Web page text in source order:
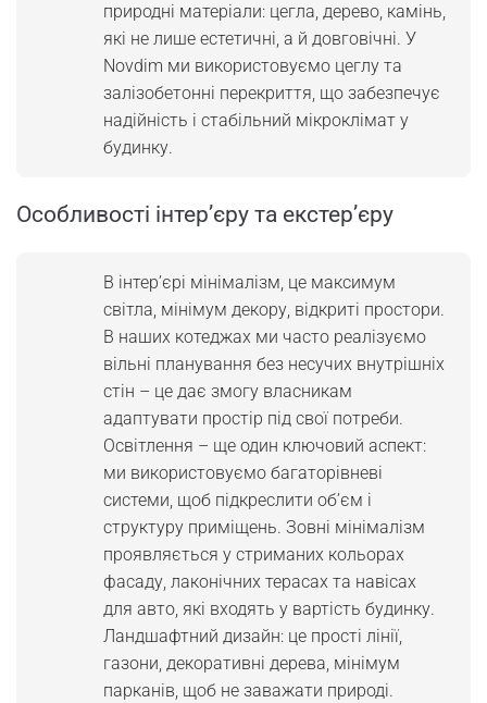
Як уникнути ризиків при купівлі котеджу
в мінімалізмі?
На що звертати увагу при підписанні
договору
Як перевірити документи забудовника
Що робити при проблемах
Висновок
природні матеріали: цегла, дерево, камінь,
які не лише естетичні, а й довговічні. У
Novdim ми використовуємо цеглу та
залізобетонні перекриття, що забезпечує
надійність і стабільний мікроклімат у
будинку.
Особливості інтер’єру та екстер’єру
В інтер’єрі мінімалізм, це максимум
світла, мінімум декору, відкриті простори.
В наших котеджах ми часто реалізуємо
вільні планування без несучих внутрішніх
стін – це дає змогу власникам
адаптувати простір під свої потреби.
Освітлення – ще один ключовий аспект:
ми використовуємо багаторівневі
системи, щоб підкреслити об’єм і
структуру приміщень. Зовні мінімалізм
проявляється у стриманих кольорах
фасаду, лаконічних терасах та навісах
для авто, які входять у вартість будинку.
Ландшафтний дизайн: це прості лінії,
газони, декоративні дерева, мінімум
парканів, щоб не заважати природі.